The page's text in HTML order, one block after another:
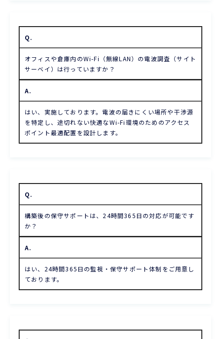
Q.
オフィスや倉庫内のWi-Fi（無線LAN）の電波調査（サイト
サーベイ）は行っていますか？
A.
はい、実施しております。電波の届きにくい場所や干渉源
を特定し、途切れない快適なWi-Fi環境のためのアクセス
ポイント最適配置を設計します。
Q.
構築後の保守サポートは、24時間365日の対応が可能です
か？
A.
はい、24時間365日の監視・保守サポート体制をご用意し
ております。